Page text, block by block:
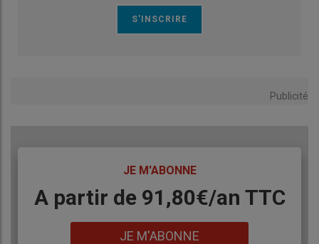
Publicité
JE M'ABONNE
Body
A partir de 91,80€/an​ TTC
JE M'ABONNE